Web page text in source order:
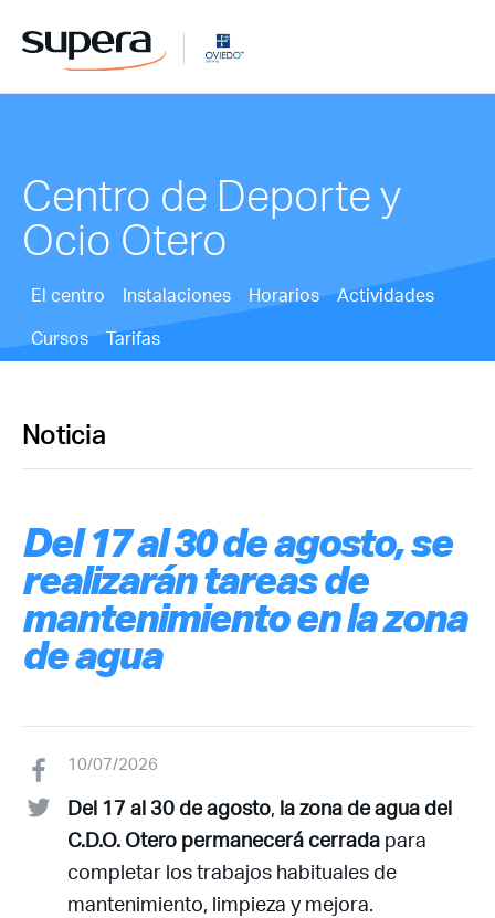
Centro de Deporte y
Ocio Otero
El centro Instalaciones Horarios
Actividades
Cursos
Tarifas
Noticia
Del 17 al 30 de agosto, se
realizarán tareas de
mantenimiento en la zona
de agua
10/07/2026
Del 17 al 30 de agosto, la zona de agua del
C.D.O. Otero permanecerá cerrada para
completar los trabajos habituales de
mantenimiento, limpieza y mejora.